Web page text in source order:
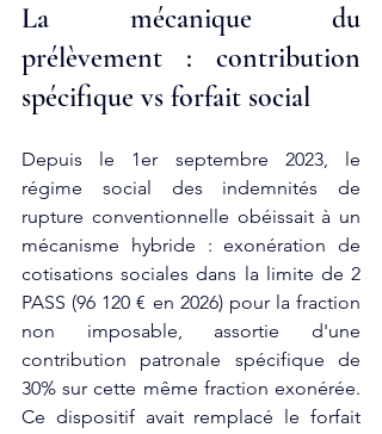
La mécanique du
prélèvement : contribution
spécifique vs forfait social
Depuis le 1er septembre 2023, le
régime social des indemnités de
rupture conventionnelle obéissait à un
mécanisme hybride : exonération de
cotisations sociales dans la limite de 2
PASS (96 120 € en 2026) pour la fraction
non imposable, assortie d'une
contribution patronale spécifique de
30% sur cette même fraction exonérée.
Ce dispositif avait remplacé le forfait